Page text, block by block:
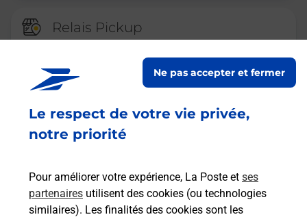
Le respect de votre vie privée,
notre priorité
Pour améliorer votre expérience, La Poste et ses
partenaires utilisent des cookies (ou technologies
similaires). Les finalités des cookies sont les
Ne pas accepter et fermer
Relais Pickup
CONSIGNE PICKUP 24 7 CARON
jusqu'à 23h59
4 C BOULEVARD OKEHAMPTON
53400 CRAON
Malin !